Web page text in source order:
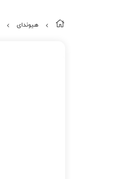
هیوندای